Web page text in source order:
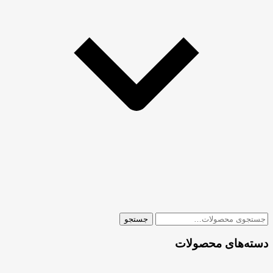
جستجو
جستجو
دسته‌های محصولات